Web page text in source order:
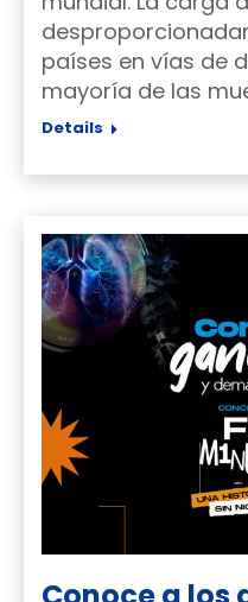
países en vías de
mayoría de las
Details